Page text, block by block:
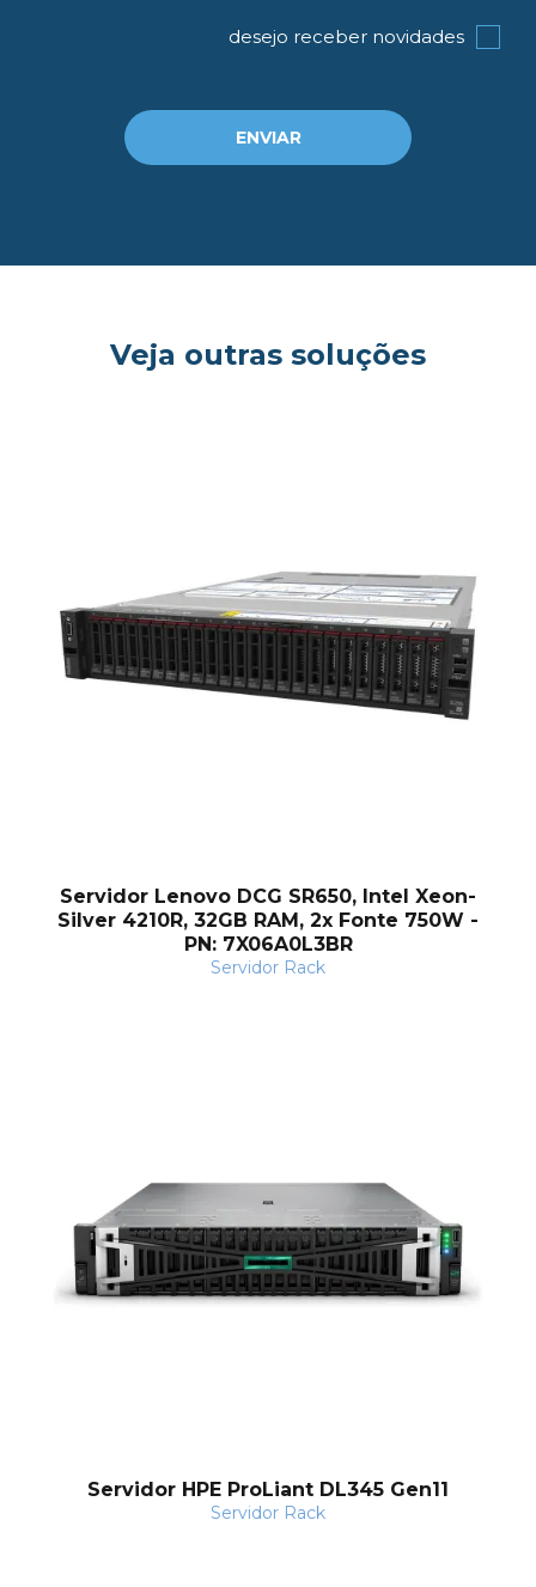
desejo receber novidades
ENVIAR
Veja outras soluções
Servidor Lenovo DCG SR650, Intel Xeon-
Silver 4210R, 32GB RAM, 2x Fonte 750W -
PN: 7X06A0L3BR
Servidor Rack
Servidor HPE ProLiant DL345 Gen11
Servidor Rack